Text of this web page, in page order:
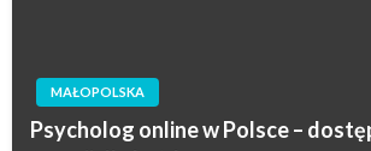
MAŁOPOLSKA
Psycholog online w Polsce –